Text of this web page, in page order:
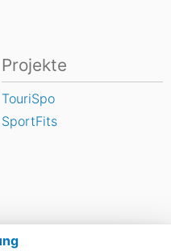
Projekte
TouriSpo
SportFits